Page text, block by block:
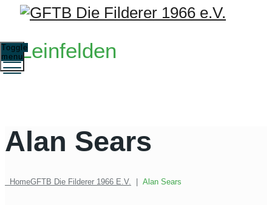
Leinfelden
Toggle
menu
Alan Sears
HomeGFTB Die Filderer 1966 E.V. Alan Sears